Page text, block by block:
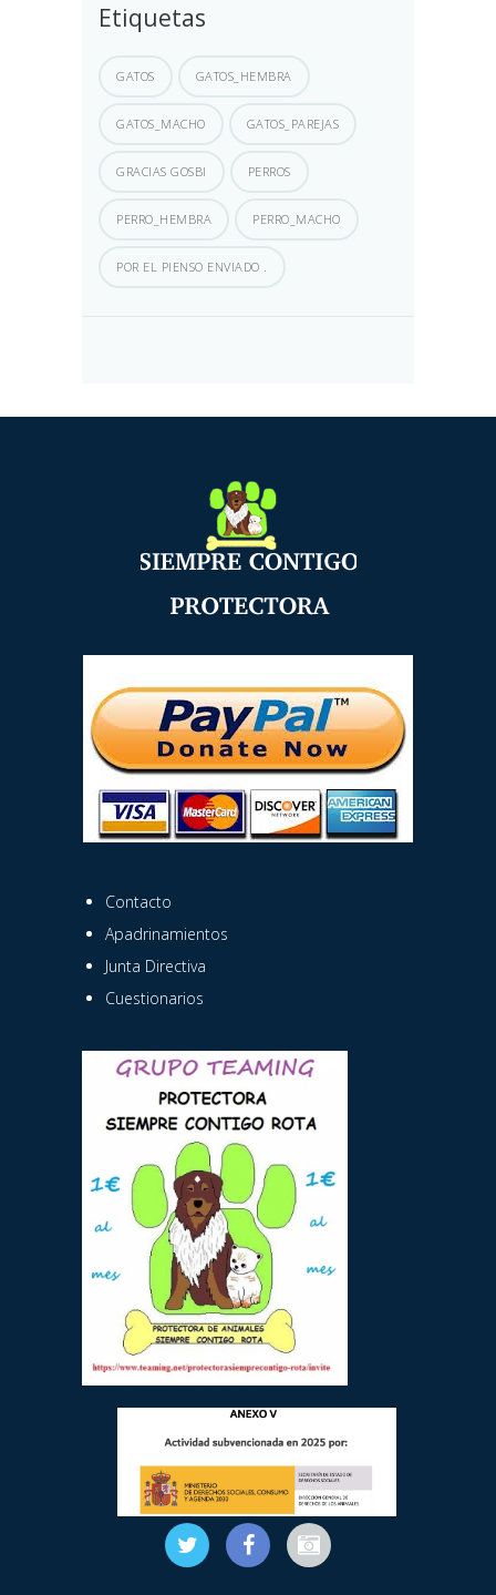
Etiquetas
GATOS GATOS_HEMBRA
GATOS_MACHO GATOS_PAREJAS
GRACIAS GOSBI PERROS
PERRO_HEMBRA PERRO_MACHO
POR EL PIENSO ENVIADO .
Contacto
Apadrinamientos
Junta Directiva
Cuestionarios